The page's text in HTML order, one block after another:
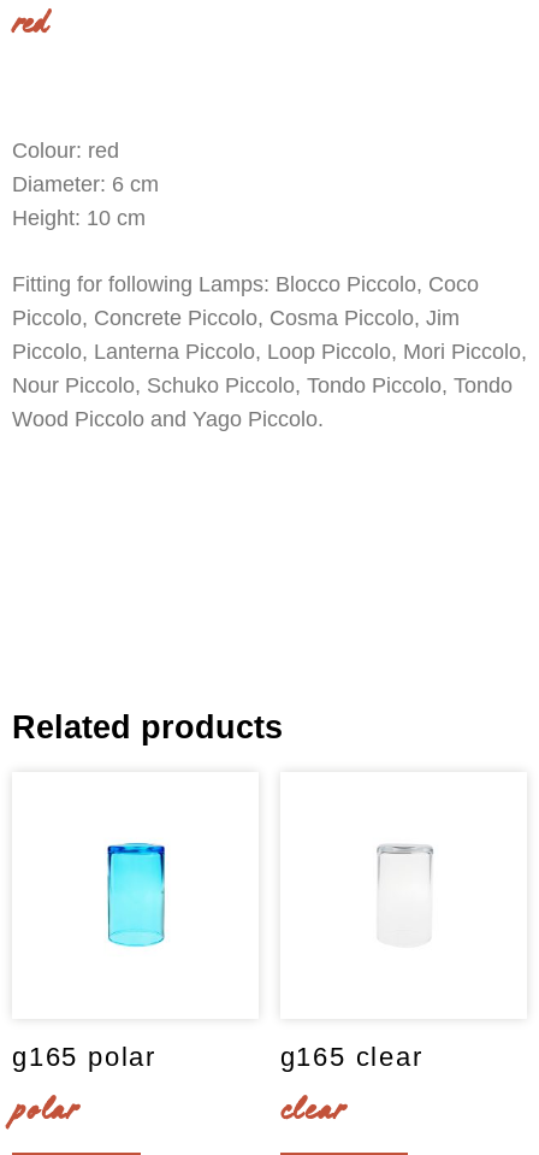
red
Colour: red
Diameter: 6 cm
Height: 10 cm
Fitting for following Lamps: Blocco Piccolo, Coco
Piccolo, Concrete Piccolo, Cosma Piccolo, Jim
Piccolo, Lanterna Piccolo, Loop Piccolo, Mori Piccolo,
Nour Piccolo, Schuko Piccolo, Tondo Piccolo, Tondo
Wood Piccolo and Yago Piccolo.
Related products
g165 polar
polar
g165 clear
clear